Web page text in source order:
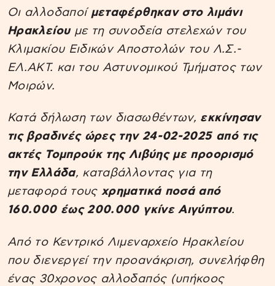
Οι αλλοδαποί μεταφέρθηκαν στο λιμάνι
Ηρακλείουμε τη συνοδεία στελεχών του
Κλιμακίου Ειδικών Αποστολών του Λ.Σ.-
ΕΛ.ΑΚΤ. και του Αστυνομικού Τμήματος των
Μοιρών.
Κατά δήλωση των διασωθέντων, εκκίνησαν
τις βραδινές ώρες την 24-02-2025 από τις
ακτές Τομπρούκ της Λιβύης με προορισμό
την Ελλάδα, καταβάλλοντας για τη
μεταφορά τουςχρηματικά ποσά από
160.000 έως 200.000 γκίνε Αιγύπτου.
Από το Κεντρικό Λιμεναρχείο Ηρακλείου
που διενεργεί την προανάκριση, συνελήφθη
ένας 30χρονος αλλοδαπός (υπήκοος